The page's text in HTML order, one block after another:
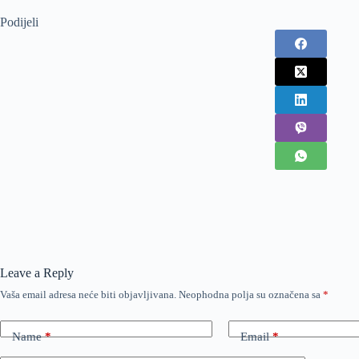
Podijeli
Leave a Reply
Vaša email adresa neće biti objavljivana. Neophodna polja su označena sa *
Name* Email*